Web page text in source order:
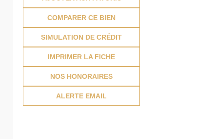
COMPARER CE BIEN
SIMULATION DE CRÉDIT
IMPRIMER LA FICHE
NOS HONORAIRES
ALERTE EMAIL